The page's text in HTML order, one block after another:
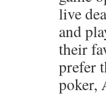
live
and
their
prefer
poker,